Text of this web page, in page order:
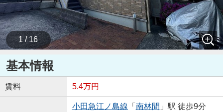
1 / 16
基本情報
賃料 5.4万円
小田急江ノ島線 「 南林間 」駅 徒歩9分